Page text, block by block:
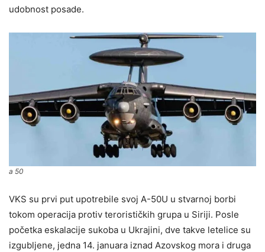
udobnost posade.
a 50
VKS su prvi put upotrebile svoj A-50U u stvarnoj borbi
tokom operacija protiv terorističkih grupa u Siriji. Posle
početka eskalacije sukoba u Ukrajini, dve takve letelice su
izgubljene, jedna 14. januara iznad Azovskog mora i druga